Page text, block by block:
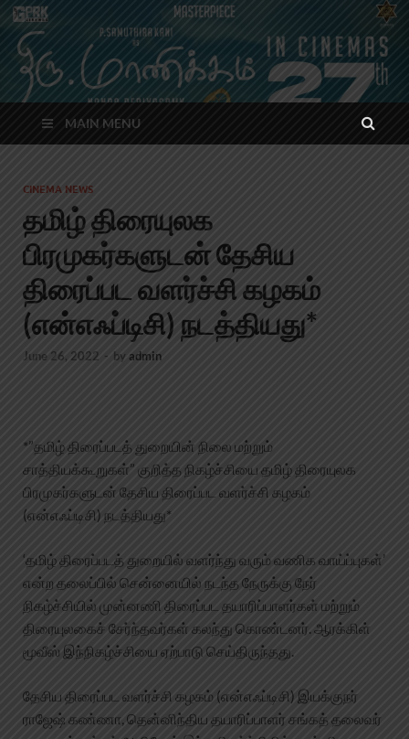
MAIN MENU
CINEMA NEWS
தமிழ் திரையுலக
பிரமுகர்களுடன் தேசிய
திரைப்பட வளர்ச்சி கழகம்
(என்எஃப்டிசி) நடத்தியது*
June 26, 2022 - byadmin
*”தமிழ் திரைப்படத் துறையின் நிலை மற்றும்
சாத்தியக்கூறுகள்” குறித்த நிகழ்ச்சியை தமிழ் திரையுலக
பிரமுகர்களுடன் தேசிய திரைப்பட வளர்ச்சி கழகம்
(என்எஃப்டிசி) நடத்தியது*
‘தமிழ் திரைப்படத் துறையில் வளர்ந்து வரும் வணிக வாய்ப்புகள்’
என்ற தலைப்பில் சென்னையில் நடந்த நேருக்கு நேர்
நிகழ்ச்சியில் முன்னணி திரைப்பட தயாரிப்பாளர்கள் மற்றும்
திரையுலகைச் சேர்ந்தவர்கள் கலந்து கொண்டனர். ஆரக்கிள்
மூவீஸ் இந்நிகழ்ச்சியை ஏற்பாடு செய்திருந்தது.
தேசிய திரைப்பட வளர்ச்சி கழகம் (என்எஃப்டிசி) இயக்குநர்
ராஜேஷ் கண்ணா, தென்னிந்திய தயாரிப்பாளர் சங்கத் தலைவர்